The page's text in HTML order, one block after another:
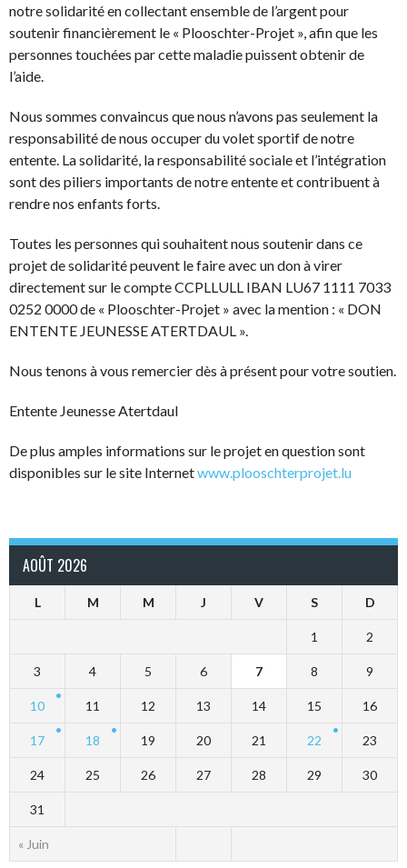
notre solidarité en collectant ensemble de l’argent pour
soutenir financièrement le « Plooschter-Projet », afin que les
personnes touchées par cette maladie puissent obtenir de
l’aide.
Nous sommes convaincus que nous n’avons pas seulement la
responsabilité de nous occuper du volet sportif de notre
entente. La solidarité, la responsabilité sociale et l’intégration
sont des piliers importants de notre entente et contribuent à
rendre nos enfants forts.
Toutes les personnes qui souhaitent nous soutenir dans ce
projet de solidarité peuvent le faire avec un don à virer
directement sur le compte CCPLLULL IBAN LU67 1111 7033
0252 0000 de « Plooschter-Projet » avec la mention : « DON
ENTENTE JEUNESSE ATERTDAUL ».
Nous tenons à vous remercier dès à présent pour votre soutien.
Entente Jeunesse Atertdaul
De plus amples informations sur le projet en question sont
disponibles sur le site Internetwww.plooschterprojet.lu
AOÛT 2026
L M M J V S D
« Juin
1 2
3 4 5 6 7 8 9
10 11 12 13 14 15 16
17 18 19 20 21 22 23
24 25 26 27 28 29 30
31